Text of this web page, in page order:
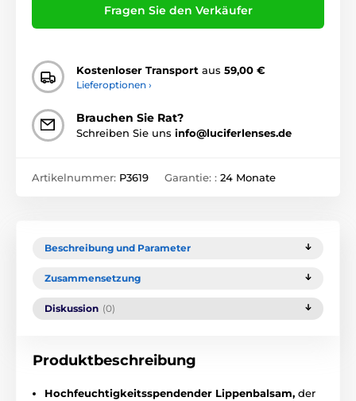
Fragen Sie den Verkäufer
Kostenloser Transport aus 59,00 €
Lieferoptionen ›
Brauchen Sie Rat?
Schreiben Sie uns info@luciferlenses.de
Artikelnummer: P3619 Garantie: : 24 Monate
Beschreibung und Parameter
Zusammensetzung
Diskussion (0)
Produktbeschreibung
Hochfeuchtigkeitsspendender Lippenbalsam, der